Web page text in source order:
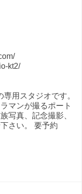
kt2/
用スタジオです。
マンが撮るポート
写真、記念撮影、
さい。 要予約